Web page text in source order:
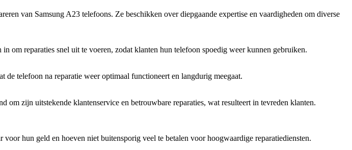
van Samsung A23 telefoons. Ze beschikken over diepgaande expertise en vaardigheden om diverse
om reparaties snel uit te voeren, zodat klanten hun telefoon spoedig weer kunnen gebruiken.
telefoon na reparatie weer optimaal functioneert en langdurig meegaat.
zijn uitstekende klantenservice en betrouwbare reparaties, wat resulteert in tevreden klanten.
hun geld en hoeven niet buitensporig veel te betalen voor hoogwaardige reparatiediensten.